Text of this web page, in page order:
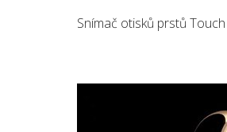
Snímač otisků prstů